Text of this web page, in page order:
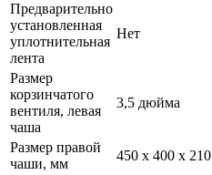
Предварительно
установленная
уплотнительная
лента
Нет
Размер
корзинчатого
вентиля, левая
чаша
3,5 дюйма
Размер правой
чаши, мм
450 x 400 x 210